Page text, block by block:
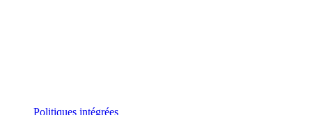
Politiques intégrées